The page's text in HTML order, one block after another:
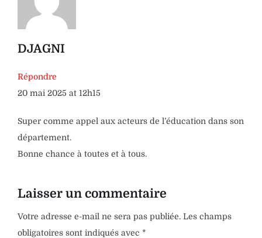
DJAGNI
Répondre
20 mai 2025 at 12h15
Super comme appel aux acteurs de l’éducation dans son
département.
Bonne chance à toutes et à tous.
Laisser un commentaire
Votre adresse e-mail ne sera pas publiée. Les champs
obligatoires sont indiqués avec *